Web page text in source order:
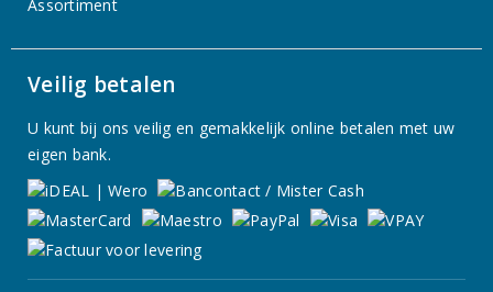
Assortiment
Veilig betalen
U kunt bij ons veilig en gemakkelijk online betalen met uw
eigen bank.